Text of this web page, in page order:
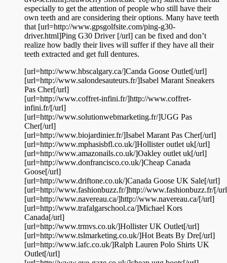
especially to get the attention of people who still have their
own teeth and are considering their options. Many have teeth
that [url=http://www.gpsgolfsite.com/ping-g30-
driver.html]Ping G30 Driver [/url] can be fixed and don’t
realize how badly their lives will suffer if they have all their
teeth extracted and get full dentures.
[url=http://www.hbscalgary.ca/]Canda Goose Outlet[/url]
[url=http://www.salondesauteurs.fr/]Isabel Marant Sneakers
Pas Cher[/url]
[url=http://www.coffret-infini.fr/]http://www.coffret-
infini.fr/[/url]
[url=http://www.solutionwebmarketing.fr/]UGG Pas
Cher[/url]
[url=http://www.biojardinier.fr/]Isabel Marant Pas Cher[/url]
[url=http://www.mphasisbfl.co.uk/]Hollister outlet uk[/url]
[url=http://www.amazonails.co.uk/]Oakley outlet uk[/url]
[url=http://www.donfrancisco.co.uk/]Cheap Canada
Goose[/url]
[url=http://www.driftone.co.uk/]Canada Goose UK Sale[/url]
[url=http://www.fashionbuzz.fr/]http://www.fashionbuzz.fr/[/
[url=http://www.navereau.ca/]http://www.navereau.ca/[/url]
[url=http://www.trafalgarschool.ca/]Michael Kors
Canada[/url]
[url=http://www.trmvs.co.uk/]Hollister UK Outlet[/url]
[url=http://www.tslmarketing.co.uk/]Hot Beats By Dre[/url]
[url=http://www.iafc.co.uk/]Ralph Lauren Polo Shirts UK
Outlet[/url]